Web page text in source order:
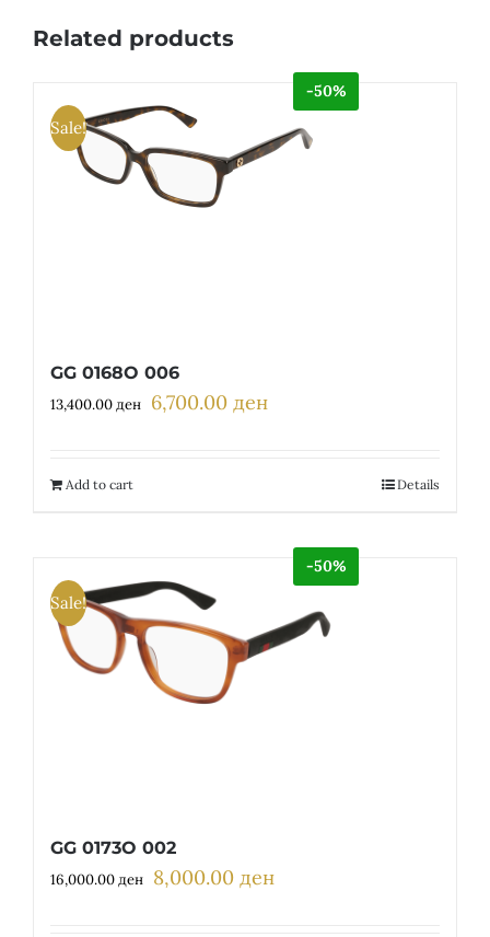
Related products
Sale!
-50%
GG 0168O 006
13,400.00ден Original
6,700.00 денCurrent
Add to cart Details
Sale!
-50%
GG 0173O 002
16,000.00ден Original
8,000.00 денCurrent